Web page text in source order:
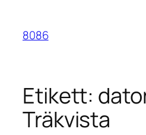
innehåll
8086
Etikett:
Träkvista